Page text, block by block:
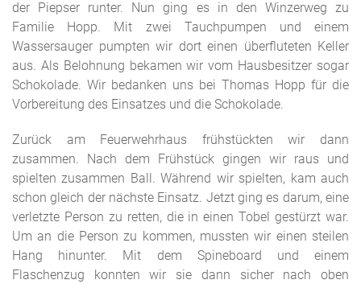
der Piepser runter. Nun ging es in den Winzerweg zu
Familie Hopp. Mit zwei Tauchpumpen und einem
Wassersauger pumpten wir dort einen überfluteten Keller
aus. Als Belohnung bekamen wir vom Hausbesitzer sogar
Schokolade. Wir bedanken uns bei Thomas Hopp für die
Vorbereitung des Einsatzes und die Schokolade.
Zurück am Feuerwehrhaus frühstückten wir dann
zusammen. Nach dem Frühstück gingen wir raus und
spielten zusammen Ball. Während wir spielten, kam auch
schon gleich der nächste Einsatz. Jetzt ging es darum, eine
verletzte Person zu retten, die in einen Tobel gestürzt war.
Um an die Person zu kommen, mussten wir einen steilen
Hang hinunter. Mit dem Spineboard und einem
Flaschenzug konnten wir sie dann sicher nach oben